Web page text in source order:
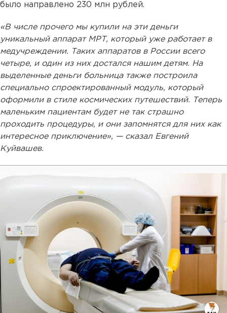
было направлено 230 млн рублей.
«В числе прочего мы купили на эти деньги
уникальный аппарат МРТ, который уже работает в
медучреждении. Таких аппаратов в России всего
четыре, и один из них достался нашим детям. На
выделенные деньги больница также построила
специально спроектированный модуль, который
оформили в стиле космических путешествий. Теперь
маленьким пациентам будет не так страшно
проходить процедуры, и они запомнятся для них как
интересное приключение», — сказал Евгений
Куйвашев.